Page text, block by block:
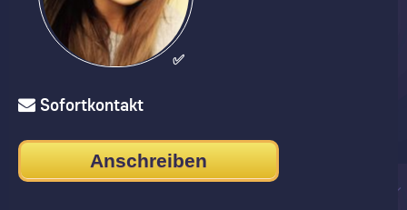
✅
Sofortkontakt
Anschreiben